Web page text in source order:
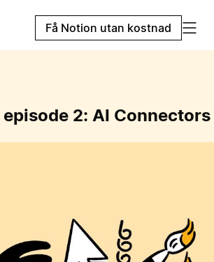
Få Notion utan kostnad
2: AI Connectors